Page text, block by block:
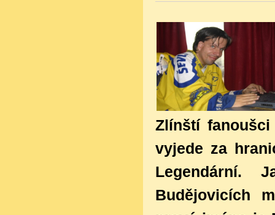
Zlínští
vyjede za
Legendární.
Budějovicích